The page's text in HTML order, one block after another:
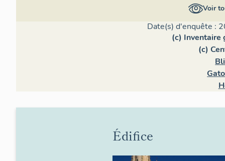
Voir
Date(s) d'enquête :
(c) Inventaire
(c)
Édifice